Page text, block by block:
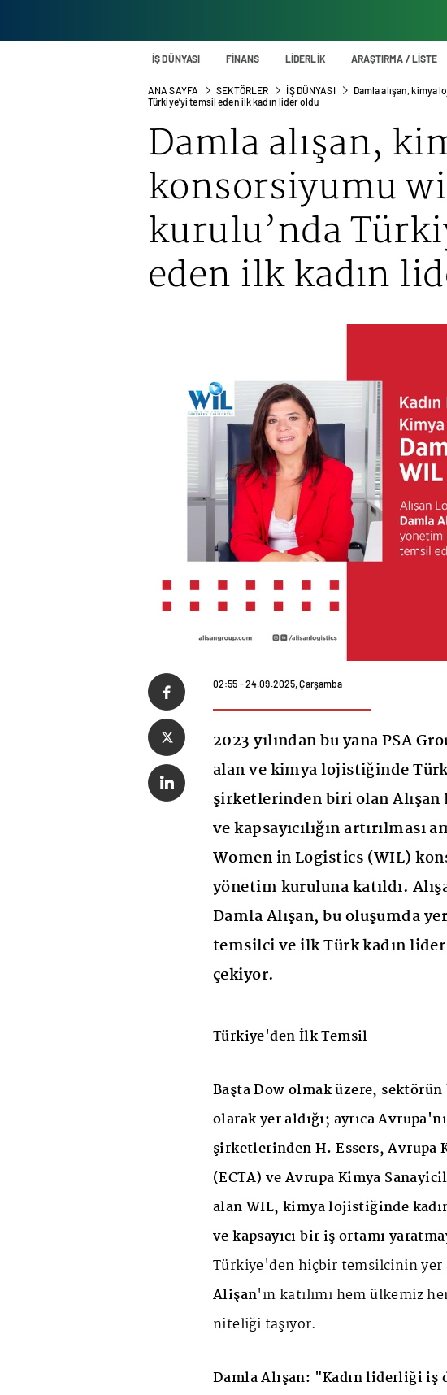
İŞ DÜNYASI FİNANS LİDERLİK ARAŞTIRMA / LİSTE
ANA SAYFA SEKTÖRLER İŞ DÜNYASI
Damla alışan, kimya
Türkiye’yi temsil eden ilk kadın lider oldu
Damla alışan,
konsorsiyumu
kurulu’nda
eden ilk kadın
02:55 - 24.09.2025, Çarşamba
2023 yılından bu yana PSA
alan ve kimya lojistiğinde
şirketlerinden biri olan
ve kapsayıcılığın artırılması
Women in Logistics (WIL)
yönetim kuruluna katıldı.
Damla Alışan, bu oluşumda
temsilci ve ilk Türk kadın
çekiyor.
Türkiye'den İlk Temsil
Başta Dow olmak üzere,
olarak yer aldığı; ayrıca
şirketlerinden H. Essers, Avrupa
(ECTA) ve Avrupa Kimya
alan WIL, kimya lojistiğinde
ve kapsayıcı bir iş ortamı
Türkiye'den hiçbir temsilcinin yer
Alişan'ın katılımı hem ülkemiz
niteliği taşıyor.
Damla Alışan: "Kadın liderliği iş